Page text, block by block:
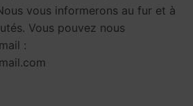
vous informerons au fur et à
Vous pouvez nous
: